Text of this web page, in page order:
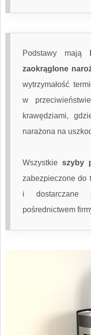
Podstawy mają
zaokrąglone
wytrzymałość
w
krawędziami,
narażona na
Wszystkie szyby
zabezpieczone do
i dostarczane
pośrednictwem